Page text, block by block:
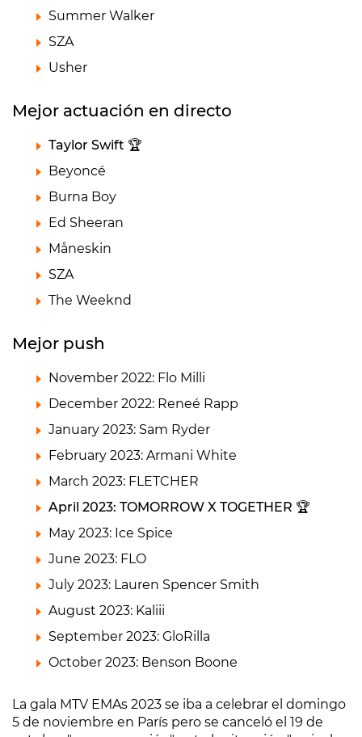
Summer Walker
SZA
Usher
Mejor actuación en directo
Taylor Swift 🏆
Beyoncé
Burna Boy
Ed Sheeran
Måneskin
SZA
The Weeknd
Mejor push
November 2022: Flo Milli
December 2022: Reneé Rapp
January 2023: Sam Ryder
February 2023: Armani White
March 2023: FLETCHER
April 2023: TOMORROW X TOGETHER 🏆
May 2023: Ice Spice
June 2023: FLO
July 2023: Lauren Spencer Smith
August 2023: Kaliii
September 2023: GloRilla
October 2023: Benson Boone
La gala MTV EMAs 2023 se iba a celebrar el domingo
5 de noviembre en París pero se canceló el 19 de